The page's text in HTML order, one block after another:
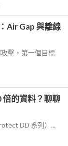
Air Gap 與離線
擊，第一個目標
倍的資料？聊聊
DD 系列）...